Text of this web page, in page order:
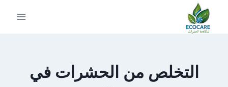
التجاوز
التخلص من الحشرات في